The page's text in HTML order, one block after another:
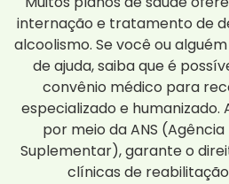
internação e tratamento de
alcoolismo. Se você ou
de ajuda, saiba que é
convênio médico para
especializado e humanizado.
por meio da ANS
Suplementar), garante o
clínicas de